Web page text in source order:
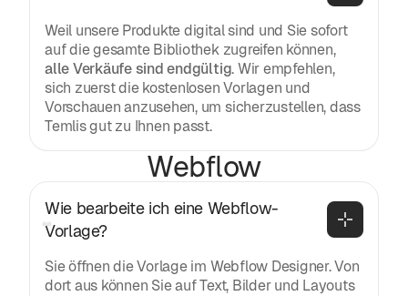
Weil unsere Produkte digital sind und Sie sofort
auf die gesamte Bibliothek zugreifen können,
alle Verkäufe sind endgültig. Wir empfehlen,
sich zuerst die kostenlosen Vorlagen und
Vorschauen anzusehen, um sicherzustellen, dass
Temlis gut zu Ihnen passt.
Webflow
Wie bearbeite ich eine Webflow-
Vorlage?
Sie öffnen die Vorlage im Webflow Designer. Von
dort aus können Sie auf Text, Bilder und Layouts